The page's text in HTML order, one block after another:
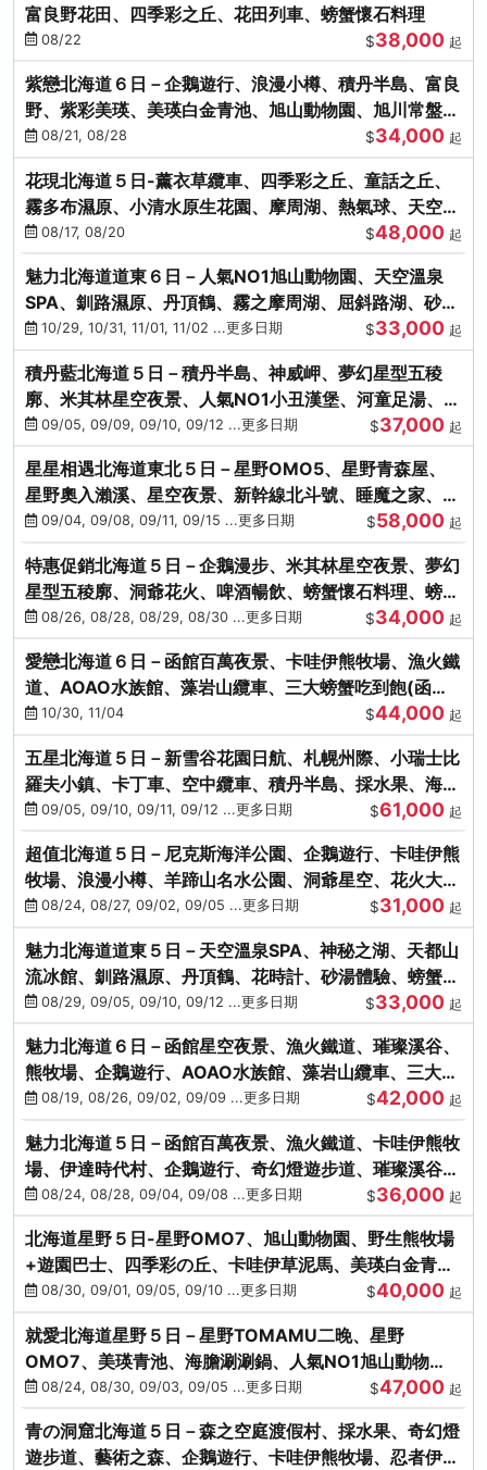
富良野花田、四季彩之丘、花田列車、螃蟹懷石料理
08/22 $38,000 起
紫戀北海道６日－企鵝遊行、浪漫小樽、積丹半島、富良
野、紫彩美瑛、美瑛白金青池、旭山動物園、旭川常盤旋
轉塔08/21, 08/28 $34,000 起
花現北海道５日-薰衣草纜車、四季彩之丘、童話之丘、
霧多布濕原、小清水原生花園、摩周湖、熱氣球、天空溫
泉SPA、螃蟹吃到飽
08/17, 08/20 $48,000 起
魅力北海道道東６日－人氣NO1旭山動物園、天空溫泉
SPA、釧路濕原、丹頂鶴、霧之摩周湖、屈斜路湖、砂湯
體驗10/29, 10/31, 11/01, 11/02 ...更多日期 $33,000 起
積丹藍北海道５日－積丹半島、神威岬、夢幻星型五稜
廓、米其林星空夜景、人氣NO1小丑漢堡、河童足湯、奇
幻燈遊步道、璀璨溪谷
09/05, 09/09, 09/10, 09/12 ...更多日期 $37,000 起
星星相遇北海道東北５日－星野OMO5、星野青森屋、
星野奧入瀨溪、星空夜景、新幹線北斗號、睡魔之家、十
和田湖(不進免稅店)
09/04, 09/08, 09/11, 09/15 ...更多日期 $58,000 起
特惠促銷北海道５日－企鵝漫步、米其林星空夜景、夢幻
星型五稜廓、洞爺花火、啤酒暢飲、螃蟹懷石料理、螃蟹
吃到飽
08/26, 08/28, 08/29, 08/30 ...更多日期 $34,000 起
愛戀北海道６日－函館百萬夜景、卡哇伊熊牧場、漁火鐵
道、AOAO水族館、藻岩山纜車、三大螃蟹吃到飽(函館/
千歲)
10/30, 11/04 $44,000 起
五星北海道５日－新雪谷花園日航、札幌州際、小瑞士比
羅夫小鎮、卡丁車、空中纜車、積丹半島、採水果、海鮮
和牛螃蟹放題
09/05, 09/10, 09/11, 09/12 ...更多日期 $61,000 起
超值北海道５日－尼克斯海洋公園、企鵝遊行、卡哇伊熊
牧場、浪漫小樽、羊蹄山名水公園、洞爺星空、花火大
會、螃蟹懷石料理
08/24, 08/27, 09/02, 09/05 ...更多日期 $31,000 起
魅力北海道道東５日－天空溫泉SPA、神秘之湖、天都山
流冰館、釧路濕原、丹頂鶴、花時計、砂湯體驗、螃蟹吃
到飽08/29, 09/05, 09/10, 09/12 ...更多日期 $33,000 起
魅力北海道６日－函館星空夜景、漁火鐵道、璀璨溪谷、
熊牧場、企鵝遊行、AOAO水族館、藻岩山纜車、三大螃
蟹吃到飽
08/19, 08/26, 09/02, 09/09 ...更多日期 $42,000 起
魅力北海道５日－函館百萬夜景、漁火鐵道、卡哇伊熊牧
場、伊達時代村、企鵝遊行、奇幻燈遊步道、璀璨溪谷、
人氣NO1小丑漢堡
08/24, 08/28, 09/04, 09/08 ...更多日期 $36,000 起
北海道星野５日-星野OMO7、旭山動物園、野生熊牧場
+遊園巴士、四季彩の丘、卡哇伊草泥馬、美瑛白金青
池、螃蟹吃到飽
08/30, 09/01, 09/05, 09/10 ...更多日期 $40,000 起
就愛北海道星野５日－星野TOMAMU二晚、星野
OMO7、美瑛青池、海膽涮涮鍋、人氣NO1旭山動物
園、海鮮和牛螃蟹吃到飽
08/24, 08/30, 09/03, 09/05 ...更多日期 $47,000 起
青の洞窟北海道５日－森之空庭渡假村、採水果、奇幻燈
遊步道、藝術之森、企鵝遊行、卡哇伊熊牧場、忍者伊達